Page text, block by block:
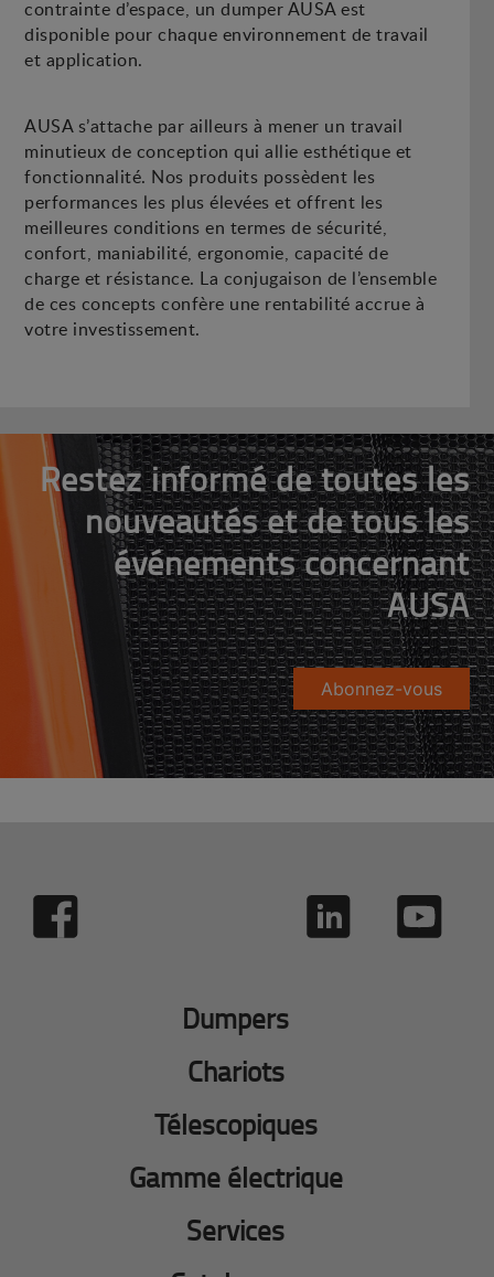
contrainte d’espace, un dumper AUSA est
disponible pour chaque environnement de travail
et application.
AUSA s’attache par ailleurs à mener un travail
minutieux de conception qui allie esthétique et
fonctionnalité. Nos produits possèdent les
performances les plus élevées et offrent les
meilleures conditions en termes de sécurité,
confort, maniabilité, ergonomie, capacité de
charge et résistance. La conjugaison de l’ensemble
de ces concepts confère une rentabilité accrue à
votre investissement.
Restez informé de toutes les
nouveautés et de tous les
événements concernant
AUSA
Abonnez-vous
Dumpers
Chariots
Télescopiques
Gamme électrique
Services